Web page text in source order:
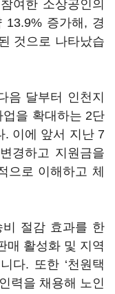
여한 소상공인의
13.9% 증가해, 경
것으로 나타났습
음 달부터 인천지
을 확대하는 2단
. 이에 앞서 지난 7
경하고 지원금을
으로 이해하고 체
비 절감 효과를 한
매 활성화 및 지역
다. 또한 ‘천원택
력을 채용해 노인